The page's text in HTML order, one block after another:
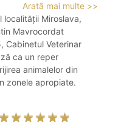
Arată mai multe >>
localității Miroslava,
Mavrocordat
Cabinetul Veterinar
ca un reper
animalelor din
zonele apropiate.